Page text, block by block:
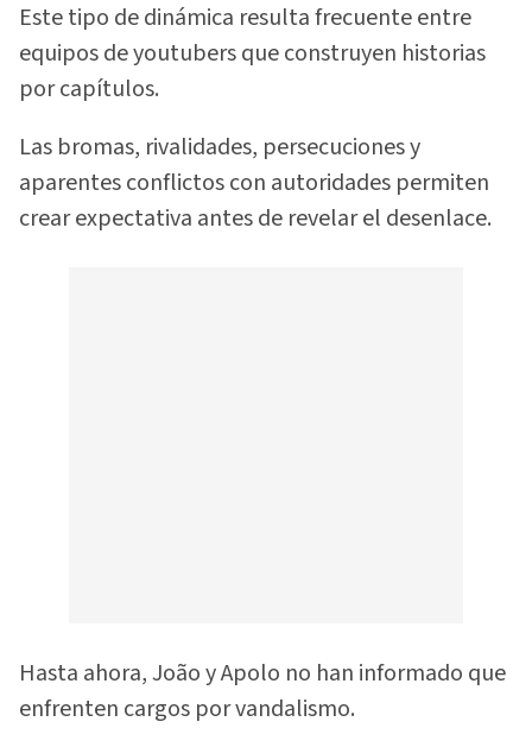
Este tipo de dinámica resulta frecuente entre
equipos de youtubers que construyen historias
por capítulos.
Las bromas, rivalidades, persecuciones y
aparentes conflictos con autoridades permiten
crear expectativa antes de revelar el desenlace.
Hasta ahora, João y Apolo no han informado que
enfrenten cargos por vandalismo.